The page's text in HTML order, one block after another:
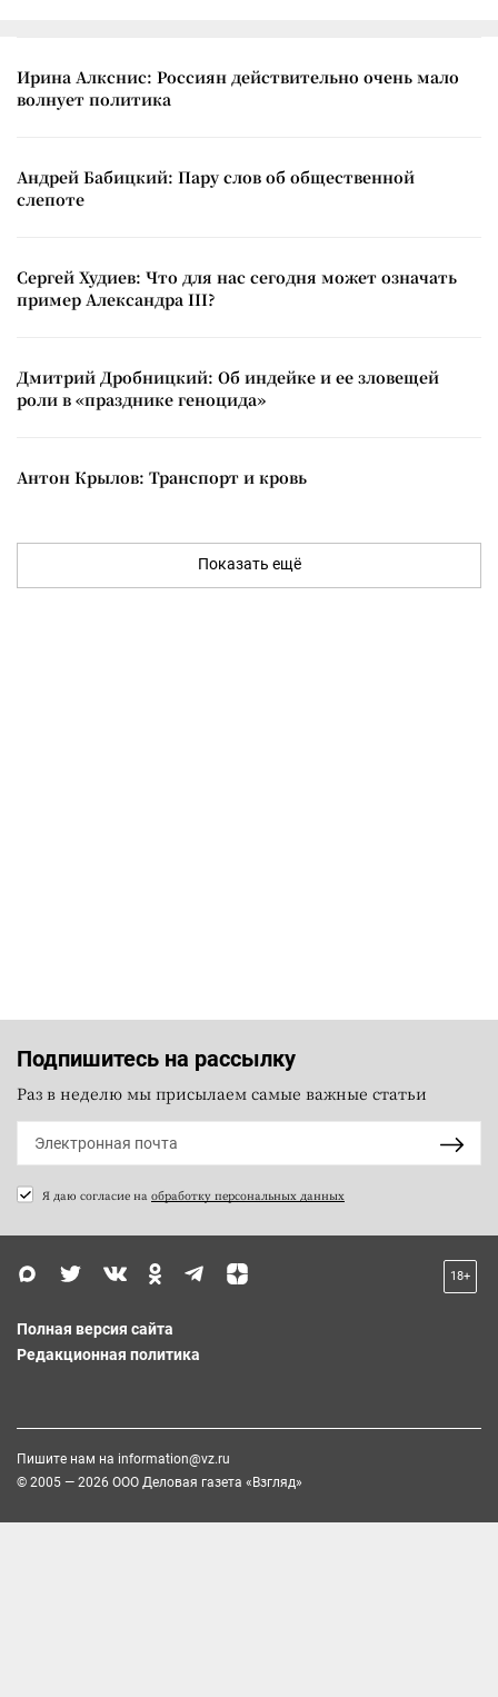
Ирина Алкснис: Россиян действительно очень мало
волнует политика
Андрей Бабицкий: Пару слов об общественной
слепоте
Сергей Худиев: Что для нас сегодня может означать
пример Александра III?
Дмитрий Дробницкий: Об индейке и ее зловещей
роли в «празднике геноцида»
Антон Крылов: Транспорт и кровь
Показать ещё
Подпишитесь на рассылку
Раз в неделю мы присылаем самые важные статьи
Я даю согласие на обработку персональных данных
18+
Полная версия сайта
Редакционная политика
Пишите нам на information@vz.ru
© 2005 — 2026 ООО Деловая газета «Взгляд»